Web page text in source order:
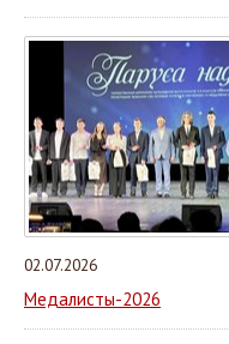
02.07.2026
Медалисты-2026